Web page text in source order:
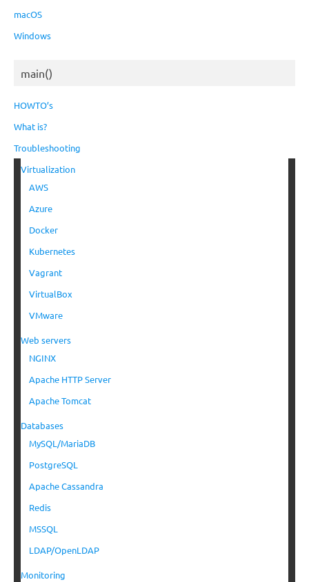
macOS
Windows
main()
HOWTO’s
What is?
Troubleshooting
Virtualization
AWS
Azure
Docker
Kubernetes
Vagrant
VirtualBox
VMware
Web servers
NGINX
Apache HTTP Server
Apache Tomcat
Databases
MySQL/MariaDB
PostgreSQL
Apache Cassandra
Redis
MSSQL
LDAP/OpenLDAP
Monitoring